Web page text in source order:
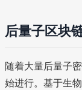
后量子区块
随着大量后量子
始进行。基于生